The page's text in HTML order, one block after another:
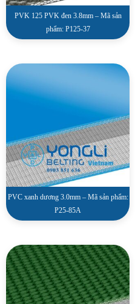
PVK 125 PVK đen 3.8mm – Mã sản
phẩm: P125-37
PVC xanh dương 3.0mm – Mã sản phẩm:
P25-85A